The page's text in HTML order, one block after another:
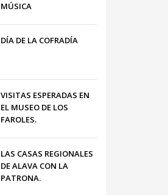
MÚSICA
DÍA DE LA COFRADÍA
VISITAS ESPERADAS EN
EL MUSEO DE LOS
FAROLES.
LAS CASAS REGIONALES
DE ALAVA CON LA
PATRONA.